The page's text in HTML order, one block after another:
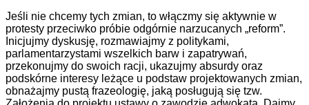
Jeśli nie chcemy tych zmian, to włączmy się aktywnie w
protesty przeciwko próbie odgórnie narzucanych „reform”.
Inicjujmy dyskusję, rozmawiajmy z politykami,
parlamentarzystami wszelkich barw i zapatrywań,
przekonujmy do swoich racji, ukazujmy absurdy oraz
podskórne interesy leżące u podstaw projektowanych zmian,
obnażajmy pustą frazeologię, jaką posługują się tzw.